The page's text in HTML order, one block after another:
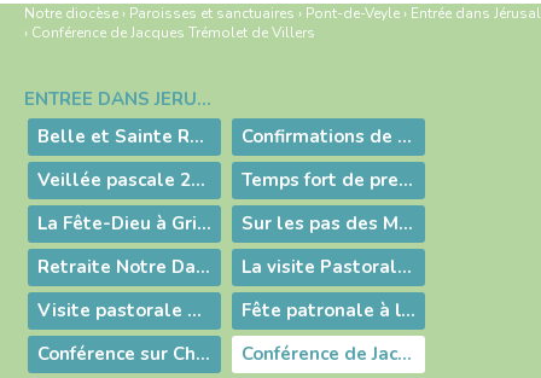
Notre diocèse › Paroisses et sanctuaires › Pont-de-Veyle › Entrée dans
› Conférence de Jacques Trémolet de Villers
Navigation
ENTRÉE DANS JÉRUSALEM
Belle et Sainte Retraite Paroissiale - Eclat d'une humilité remarquable - Sainte Bernadette avec nous à Pont de Veyle 18 & 19 Mars 2023
Confirmations de la Bresse 2022
Veillée pascale 2022
Temps fort de première communion pour 10 enfants
La Fête-Dieu à Grièges
Sur les pas des Martyrs de Lyon
Retraite Notre Dame qui défait les nœuds
La visite Pastorale de Mgr Roland en images
Visite pastorale de Mgr Roland
Fête patronale à l'école Sainte-Thérèse
Conférence sur Charles et Zita de Habsbourg
Conférence de Jacques Trémolet de Villers